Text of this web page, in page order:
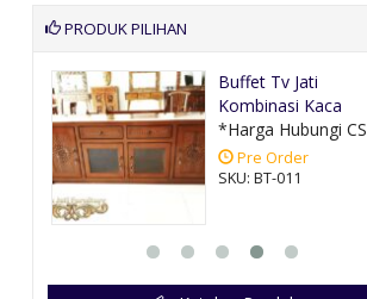
PRODUK PILIHAN
Buffet Tv Jati
Kombinasi Kaca
*Harga Hubungi CS
Pre Order
SKU: BT-011